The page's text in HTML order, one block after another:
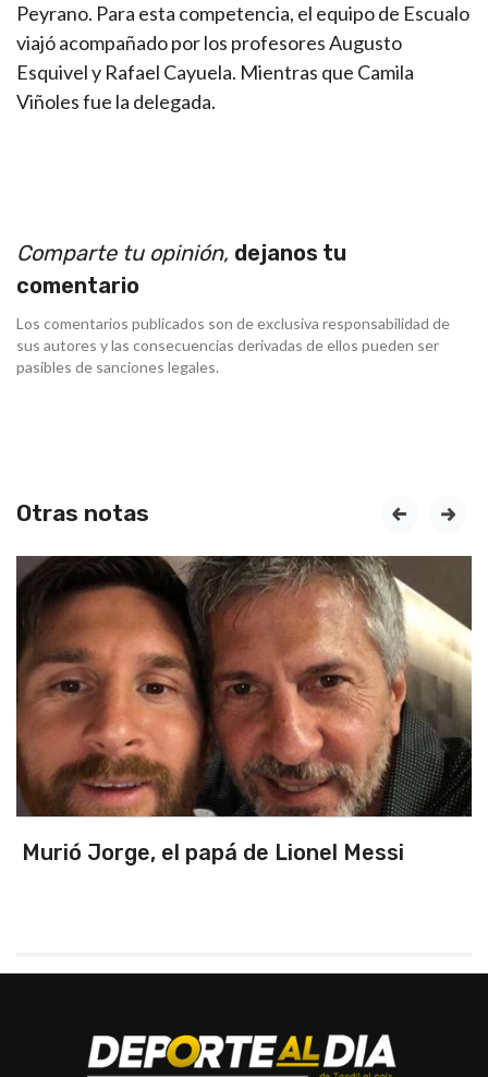
Peyrano. Para esta competencia, el equipo de Escualo
viajó acompañado por los profesores Augusto
Esquivel y Rafael Cayuela. Mientras que Camila
Viñoles fue la delegada.
Comparte tu opinión, dejanos tu
comentario
Los comentarios publicados son de exclusiva responsabilidad de
sus autores y las consecuencias derivadas de ellos pueden ser
pasibles de sanciones legales.
Otras notas
de Lionel Messi
Triunfo en un
prev next